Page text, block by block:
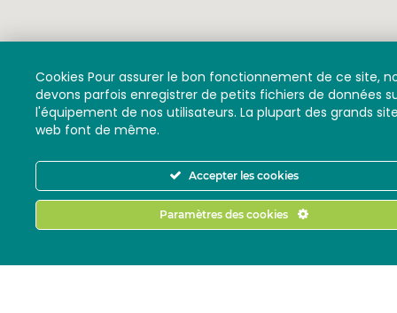
Cookies Pour assurer le bon fonctionnement de ce site,
devons parfois enregistrer de petits fichiers de données
l'équipement de nos utilisateurs. La plupart des grands
web font de même.
Accepter les cookies
Paramètres des cookies